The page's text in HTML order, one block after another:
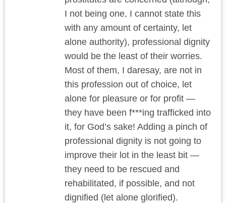
I not being one, I cannot state this
with any amount of certainty, let
alone authority), professional dignity
would be the least of their worries.
Most of them, I daresay, are not in
this profession out of choice, let
alone for pleasure or for profit —
they have been f***ing trafficked into
it, for God’s sake! Adding a pinch of
professional dignity is not going to
improve their lot in the least bit —
they need to be rescued and
rehabilitated, if possible, and not
dignified (let alone glorified).